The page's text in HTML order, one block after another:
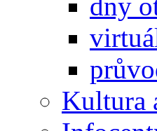
Kultura